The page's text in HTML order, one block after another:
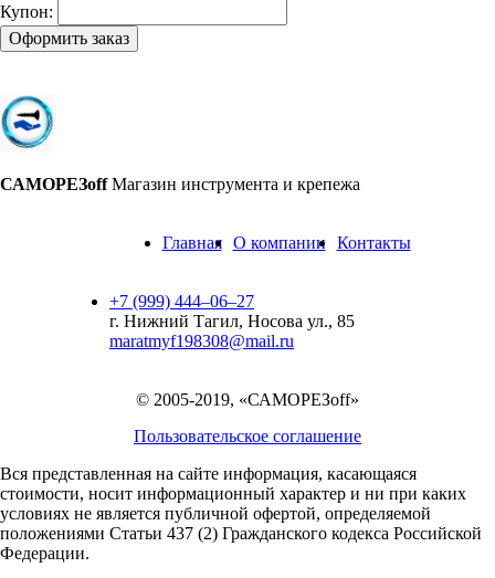
Купон:
Оформить заказ
САМОРЕЗoff Магазин инструмента и крепежа
Главная О компании Контакты
+7 (999) 444‒06‒27
г. Нижний Тагил, Носова ул., 85
maratmyf198308@mail.ru
© 2005-2019, «САМОРЕЗoff»
Пользовательское соглашение
Вся представленная на сайте информация, касающаяся
стоимости, носит информационный характер и ни при каких
условиях не является публичной офертой, определяемой
положениями Статьи 437 (2) Гражданского кодекса Российской
Федерации.